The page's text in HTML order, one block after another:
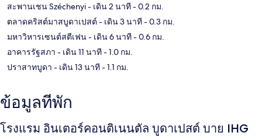
สะพานเชน Széchenyi- เดิน 2 นาที- 0.2 กม.
ตลาดคริสต์มาสบูดาเปสต์ - เดิน 3 นาที- 0.3 กม.
มหาวิหารเซนต์สตีเฟน- เดิน 6 นาที- 0.6 กม.
อาคารรัฐสภา - เดิน 11 นาที- 1.0 กม.
ปราสาทบูดา - เดิน 13 นาที- 1.1 กม.
ข้อมูลที่พัก
โรงแรม อินเตอร์คอนติเนนตัล บูดาเปสต์ บาย IHG